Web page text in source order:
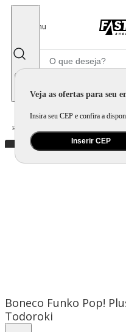
Menu
Veja as ofertas para seu
Insira seu CEP e confira a
Inserir CEP
Home
Boneco Funko Pop!
Todoroki